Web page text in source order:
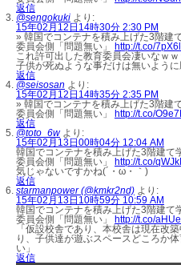
返信
@sengokuki より:
15年02月12日14時30分 2:30 PM
» 韓国でコンテナを積み上げた3階
委員会側「問題無い」 http://t.co/
これ許可出した教育委員会凄いなｗｗ
子供が死ぬような事だけは無いように
返信
@seisosan より:
15年02月12日14時35分 2:35 PM
» 韓国でコンテナを積み上げた3階
委員会側「問題無い」 http://t.co/
返信
@toto_6w より:
15年02月13日00時04分 12:04 AM
韓国でコンテナを積み上げた3階建
委員会側「問題無い」 http://t.co/
気じゃないですかね(´・ω・｀)
返信
starmanpower (@kmkr2nd) より:
15年02月13日10時59分 10:59 AM
韓国でコンテナを積み上げた3階建
委員会側「問題無い」 http://t.co/
「仮設校舎であり、本校舎は現在改
り、子供達が遊ぶスペースどころか
い」
返信